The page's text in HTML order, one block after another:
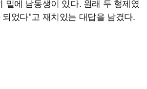
밑에 남동생이 있다. 원래 두 형제였
었다"고 재치있는 대답을 남겼다.